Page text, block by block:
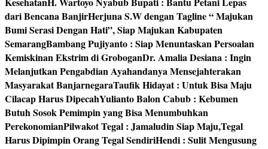
dari Bencana BanjirHerjuna S.W dengan Tagline “ Majukan
Bumi Serasi Dengan Hati”, Siap Majukan Kabupaten
SemarangBambang Pujiyanto : Siap Menuntaskan Persoalan
Kemiskinan Ekstrim di GroboganDr. Amalia Desiana : Ingin
Melanjutkan Pengabdian Ayahandanya Mensejahterakan
Masyarakat BanjarnegaraTaufik Hidayat : Untuk Bisa Maju
Cilacap Harus DipecahYulianto Balon Cabub : Kebumen
Butuh Sosok Pemimpin yang Bisa Menumbuhkan
PerekonomianPilwakot Tegal : Jamaludin Siap Maju,Tegal
Harus Dipimpin Orang Tegal SendiriHendi : Sulit Mengusung